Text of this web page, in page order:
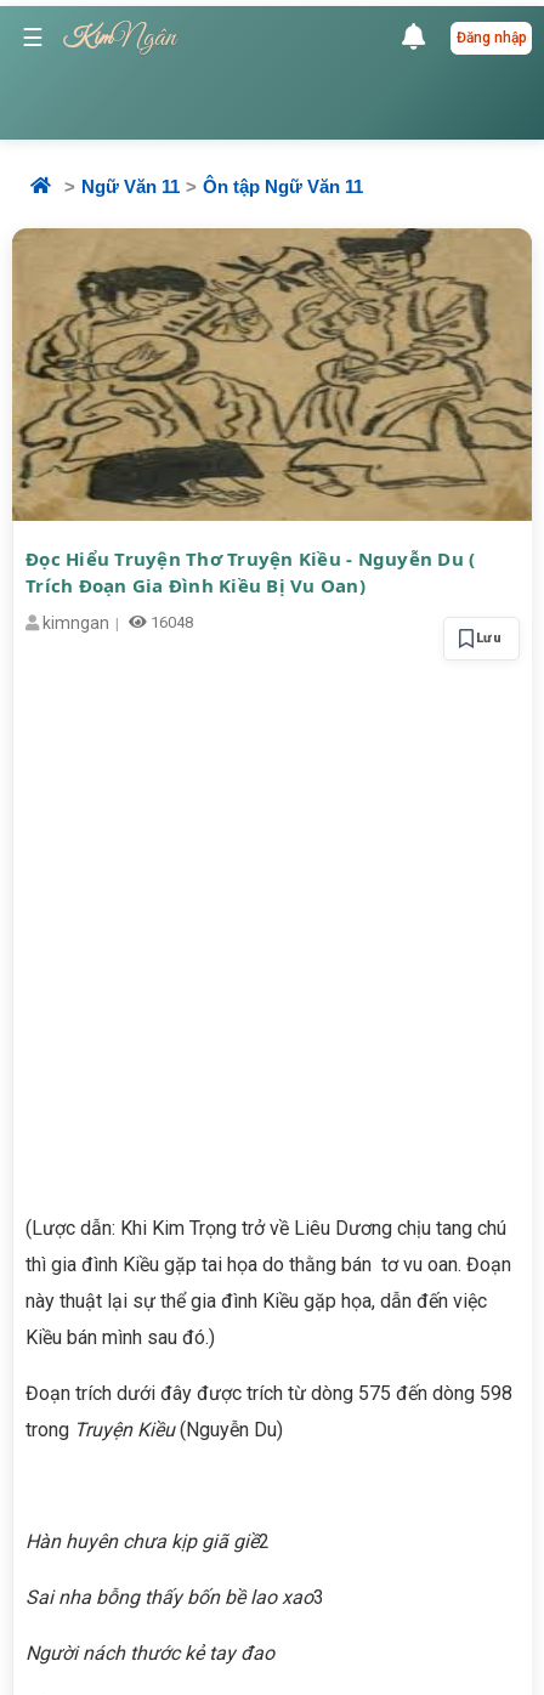
☰ KimNgân Đăng nhập
Ngữ Văn 11 Ôn tập Ngữ Văn 11
Đọc Hiểu Truyện Thơ Truyện Kiều - Nguyễn Du (
Trích Đoạn Gia Đình Kiều Bị Vu Oan)
kimngan 16048
Lưu
(Lược dẫn: Khi Kim Trọng trở về Liêu Dương chịu tang chú
thì gia đình Kiều gặp tai họa do thằng bán tơ vu oan. Đoạn
này thuật lại sự thể gia đình Kiều gặp họa, dẫn đến việc
Kiều bán mình sau đó.)
Đoạn trích dưới đây được trích từ dòng 575 đến dòng 598
trong Truyện Kiều(Nguyễn Du)
Hàn huyên chưa kịp giã giề2
Sai nha bỗng thấy bốn bề lao xao3
Người nách thước kẻ tay đao